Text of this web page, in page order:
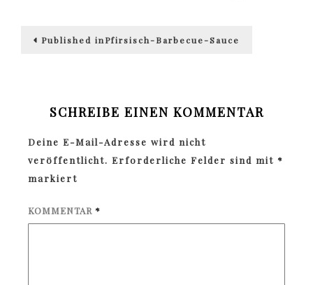
Beitragsnavigation
Published inPfirsisch-Barbecue-Sauce
SCHREIBE EINEN KOMMENTAR
Deine E-Mail-Adresse wird nicht
veröffentlicht. Erforderliche Felder sind mit *
markiert
KOMMENTAR *